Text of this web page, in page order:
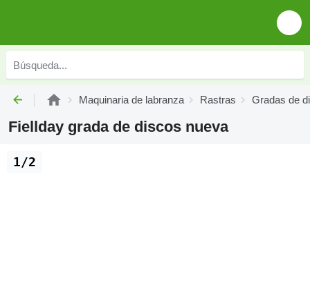
Maquinaria de labranza Rastras Gradas de
Fiellday grada de discos nueva
1/2